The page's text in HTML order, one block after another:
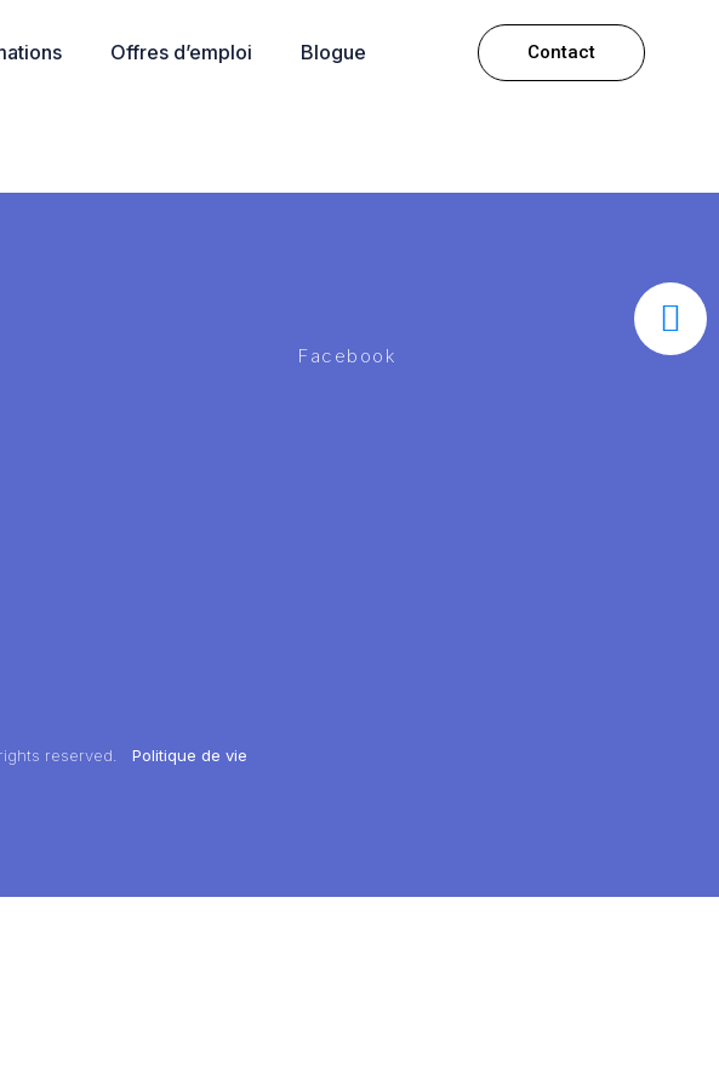
Offres d’emploi Blogue Contact
rights reserved.Politique de vie
Facebook